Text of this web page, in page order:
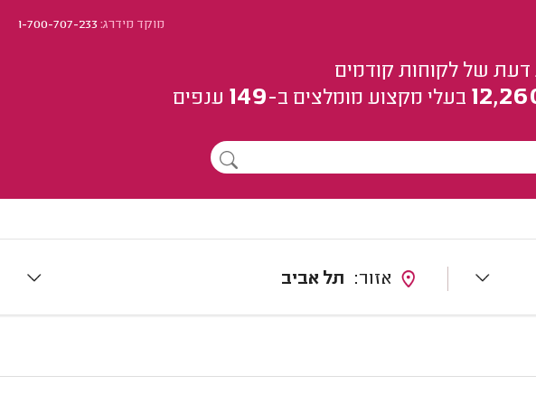
מוקד מידרג:1-700-707-233
דעת של לקוחות קודמים
בעלי מקצוע מומלצים ב-149 ענפים
תל אביב